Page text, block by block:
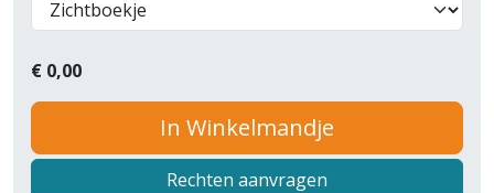
€ 0,00
In Winkelmandje
Rechten aanvragen